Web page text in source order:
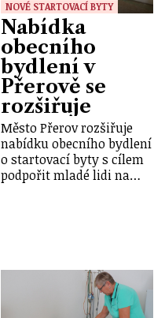
NOVÉ STARTOVACÍ BYTY
Nabídka
obecního
bydlení v
Přerově se
rozšiřuje
Město Přerov rozšiřuje
nabídku obecního bydlení
o startovací byty s cílem
podpořit mladé lidi na…